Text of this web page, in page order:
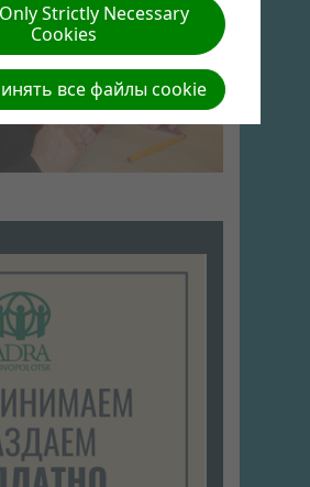
Strictly Necessary
Cookies
все файлы cookie